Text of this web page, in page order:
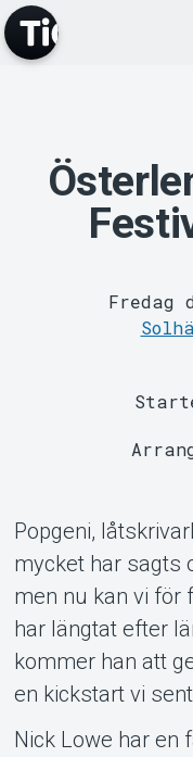
Fredag
Popgeni,
mycket har sagts
men nu kan vi för
har längtat efter
kommer han att
en kickstart vi
Nick Lowe har en